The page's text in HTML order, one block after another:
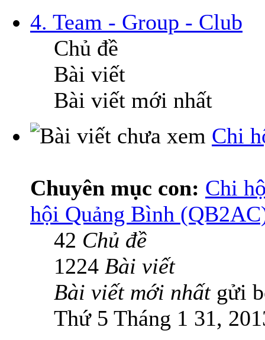
4. Team - Group - Club
Chủ đề
Bài viết
Bài viết mới nhất
Chi
Chuyên mục con: Chi
hội Quảng Bình
42 Chủ đề
1224 Bài viết
Bài viết mới nhấtgửi
Thứ 5 Tháng 1 31,